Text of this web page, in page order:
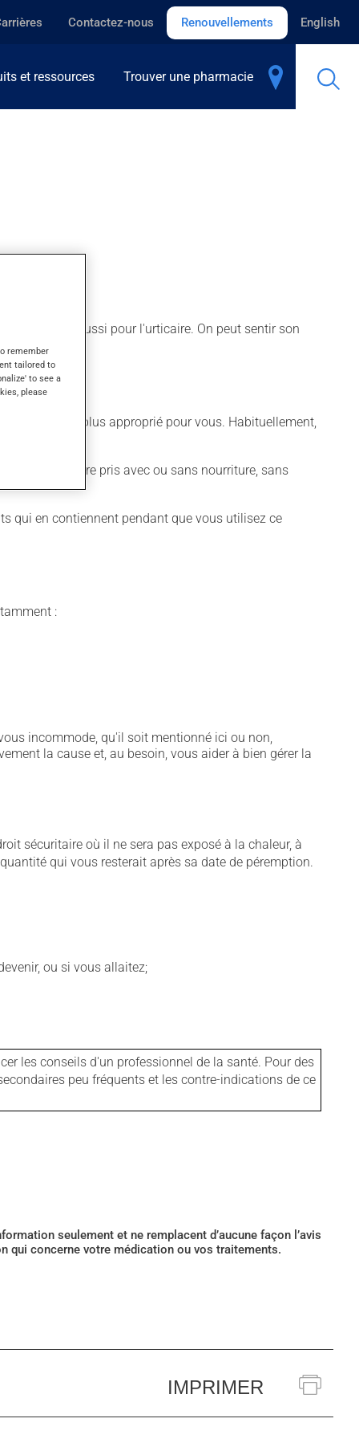
Contactez-nous Renouvellements English
et ressources Trouver une pharmacie
l'emploie aussi pour l'urticaire. On peut sentir son
qui est plus approprié pour vous. Habituellement,
peut être pris avec ou sans nourriture, sans
qui en contiennent pendant que vous utilisez ce
:
incommode, qu'il soit mentionné ici ou non,
la cause et, au besoin, vous aider à bien gérer la
sécuritaire où il ne sera pas exposé à la chaleur, à
qui vous resterait après sa date de péremption.
ou si vous allaitez;
les conseils d'un professionnel de la santé. Pour des
peu fréquents et les contre-indications de ce
seulement et ne remplacent d’aucune façon l’avis
qui concerne votre médication ou vos traitements.
IMPRIMER
remember
tailored to
to see a
please